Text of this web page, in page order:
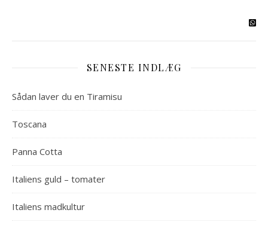
SENESTE INDLÆG
Sådan laver du en Tiramisu
Toscana
Panna Cotta
Italiens guld – tomater
Italiens madkultur